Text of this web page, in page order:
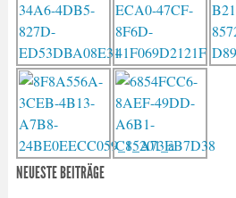
NEUESTE BEITRÄGE